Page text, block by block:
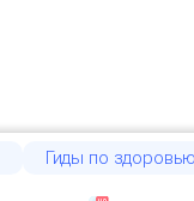
Гиды по здоровью